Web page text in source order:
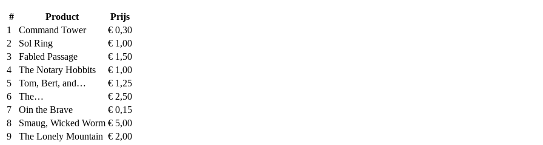
# Product
Prijs
1
Command Tower € 0,30
2
Sol Ring € 1,00
3
Fabled Passage € 1,50
4
The Notary Hobbits € 1,00
5
Tom, Bert, and… € 1,25
6
The… € 2,50
7
Oin the Brave € 0,15
8
Smaug, Wicked Worm € 5,00
9
The Lonely Mountain € 2,00